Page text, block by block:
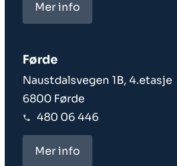
Mer info
Førde
Naustdalsvegen 1B, 4.etasje
6800 Førde
480 06 446
Mer info